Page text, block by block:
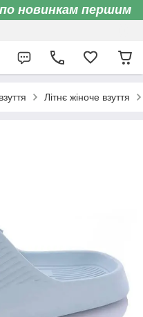
новинкам першим
Літнє жіноче взуття